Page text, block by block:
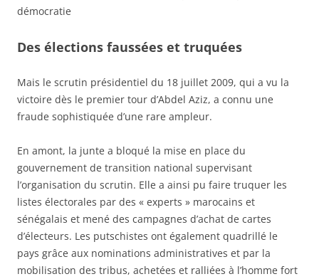
démocratie
Des élections faussées et truquées
Mais le scrutin présidentiel du 18 juillet 2009, qui a vu la
victoire dès le premier tour d’Abdel Aziz, a connu une
fraude sophistiquée d’une rare ampleur.
En amont, la junte a bloqué la mise en place du
gouvernement de transition national supervisant
l’organisation du scrutin. Elle a ainsi pu faire truquer les
listes électorales par des « experts » marocains et
sénégalais et mené des campagnes d’achat de cartes
d’électeurs. Les putschistes ont également quadrillé le
pays grâce aux nominations administratives et par la
mobilisation des tribus, achetées et ralliées à l’homme fort